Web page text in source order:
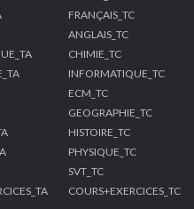
FRANÇAIS_TC
ANGLAIS_TC
CHIMIE_TC
INFORMATIQUE_TC
ECM_TC
GEOGRAPHIE_TC
HISTOIRE_TC
PHYSIQUE_TC
SVT_TC
COURS+EXERCICES_TC